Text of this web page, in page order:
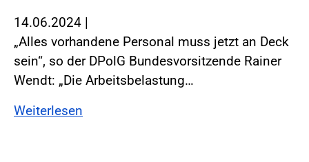
14.06.2024 |
„Alles vorhandene Personal muss jetzt an Deck
sein“, so der DPolG Bundesvorsitzende Rainer
Wendt: „Die Arbeitsbelastung…
Weiterlesen